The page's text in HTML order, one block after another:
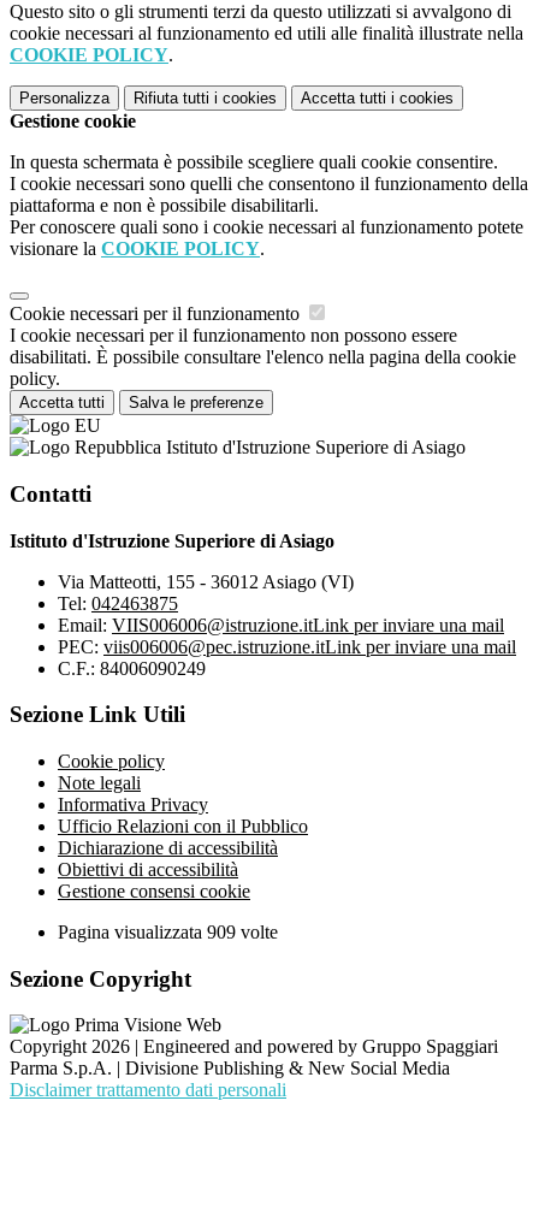
Questo sito o gli strumenti terzi da questo utilizzati si avvalgono di
cookie necessari al funzionamento ed utili alle finalità illustrate nella
COOKIE POLICY.
Personalizza Rifiuta tutti i cookies Accetta tutti i cookies
Gestione cookie
In questa schermata è possibile scegliere quali cookie consentire.
I cookie necessari sono quelli che consentono il funzionamento della
piattaforma e non è possibile disabilitarli.
Per conoscere quali sono i cookie necessari al funzionamento potete
visionare la COOKIE POLICY.
Cookie necessari per il funzionamento
I cookie necessari per il funzionamento non possono essere
disabilitati. È possibile consultare l'elenco nella pagina della cookie
policy.
Accetta tutti Salva le preferenze
Istituto d'Istruzione Superiore di Asiago
Contatti
Istituto d'Istruzione Superiore di Asiago
Via Matteotti, 155 - 36012 Asiago (VI)
Tel: 042463875
Email: VIIS006006@istruzione.itLink per inviare una mail
PEC: viis006006@pec.istruzione.itLink per inviare una mail
C.F.: 84006090249
Sezione Link Utili
Cookie policy
Note legali
Informativa Privacy
Ufficio Relazioni con il Pubblico
Dichiarazione di accessibilità
Obiettivi di accessibilità
Gestione consensi cookie
Pagina visualizzata 909 volte
Sezione Copyright
Copyright 2026 | Engineered and powered by Gruppo Spaggiari
Parma S.p.A. | Divisione Publishing & New Social Media
Disclaimer trattamento dati personali